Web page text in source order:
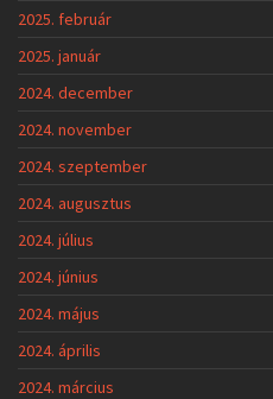
2025. február
2025. január
2024. december
2024. november
2024. szeptember
2024. augusztus
2024. július
2024. június
2024. május
2024. április
2024. március